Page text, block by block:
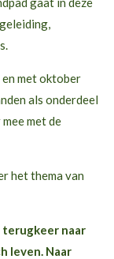
met oktober
als onderdeel
met de
het thema van
terugkeer naar
leven. Naar